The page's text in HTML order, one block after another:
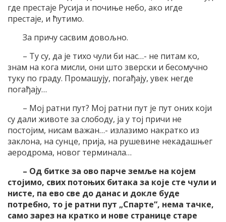
где престаје Русија и почиње небо, ако игде
престаје, и ћутимо.
За причу сасвим довољно.
– Ту су, да је тихо чули би нас…- не питам ко,
знам на кога мисли, они што зверски и бесомучно
туку по граду. Промашују, погађају, увек негде
погађају…
– Мој ратни пут? Мој ратни пут је пут оних који
су дали животе за слободу, ја у тој причи не
постојим, нисам важан…- излазимо накратко из
заклона, на сунце, прија, на рушевине некадашњег
аеродрома, новог терминала…
– Од битке за ово парче земље на којем
стојимо, свих потоњих битака за које сте чули и
нисте, па ево све до данас и докле буде
потребно, то је ратни пут „Спарте“, нема тачке,
само зарез на кратко и нове странице старе